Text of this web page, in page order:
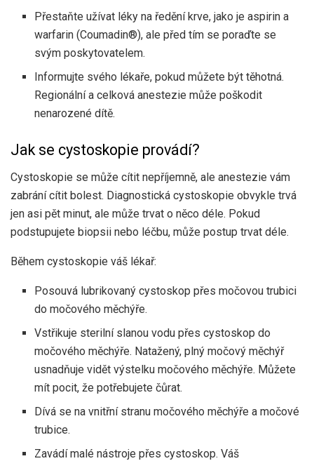
Přestaňte užívat léky na ředění krve, jako je aspirin a
warfarin (Coumadin®), ale před tím se poraďte se
svým poskytovatelem.
Informujte svého lékaře, pokud můžete být těhotná.
Regionální a celková anestezie může poškodit
nenarozené dítě.
Jak se cystoskopie provádí?
Cystoskopie se může cítit nepříjemně, ale anestezie vám
zabrání cítit bolest. Diagnostická cystoskopie obvykle trvá
jen asi pět minut, ale může trvat o něco déle. Pokud
podstupujete biopsii nebo léčbu, může postup trvat déle.
Během cystoskopie váš lékař:
Posouvá lubrikovaný cystoskop přes močovou trubici
do močového měchýře.
Vstřikuje sterilní slanou vodu přes cystoskop do
močového měchýře. Natažený, plný močový měchýř
usnadňuje vidět výstelku močového měchýře. Můžete
mít pocit, že potřebujete čůrat.
Dívá se na vnitřní stranu močového měchýře a močové
trubice.
Zavádí malé nástroje přes cystoskop. Váš